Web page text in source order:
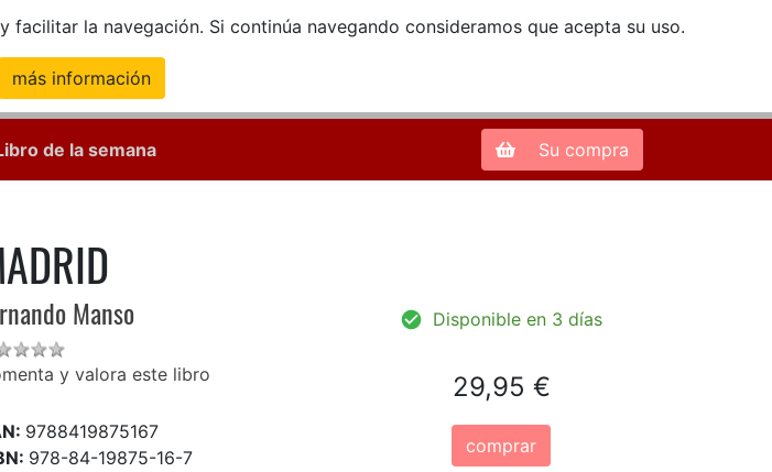
la navegación. Si continúa navegando consideramos que acepta su uso.
más información
Zona de Clientes
de la semana Su compra
Manso
y valora este libro
9788419875167
978-84-19875-16-7
Disponible en 3 días
29,95 €
comprar